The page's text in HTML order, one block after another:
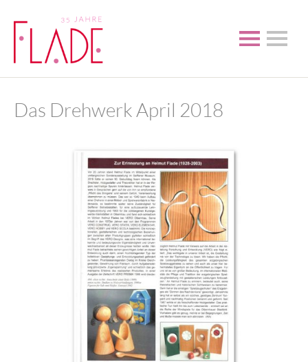
Das Drehwerk April 2018